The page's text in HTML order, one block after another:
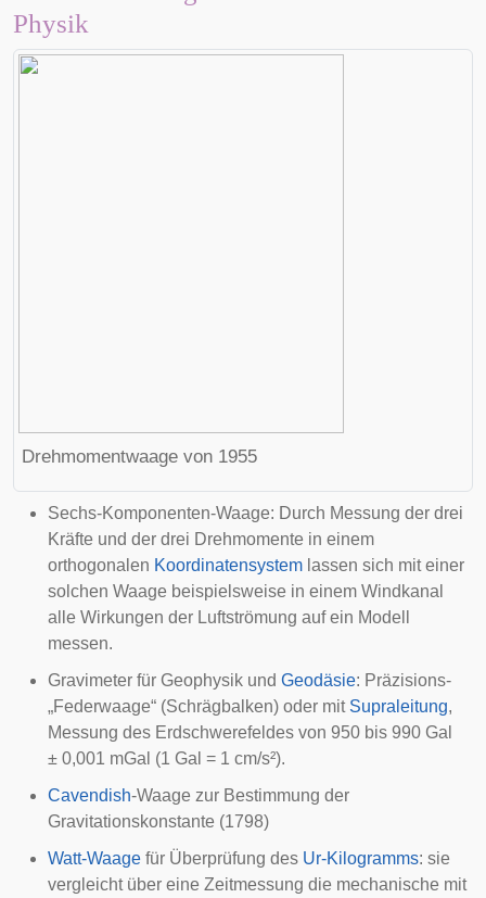
Physik
Drehmomentwaage von 1955
Sechs-Komponenten-Waage: Durch Messung der drei
Kräfte und der drei Drehmomente in einem
orthogonalen Koordinatensystem lassen sich mit einer
solchen Waage beispielsweise in einem Windkanal
alle Wirkungen der Luftströmung auf ein Modell
messen.
Gravimeter für Geophysik und Geodäsie: Präzisions-
„Federwaage“ (Schrägbalken) oder mit Supraleitung,
Messung des Erdschwerefeldes von 950 bis 990 Gal
± 0,001 mGal (1 Gal = 1 cm/s²).
Cavendish-Waage zur Bestimmung der
Gravitationskonstante (1798)
Watt-Waage für Überprüfung des Ur-Kilogramms: sie
vergleicht über eine Zeitmessung die mechanische mit